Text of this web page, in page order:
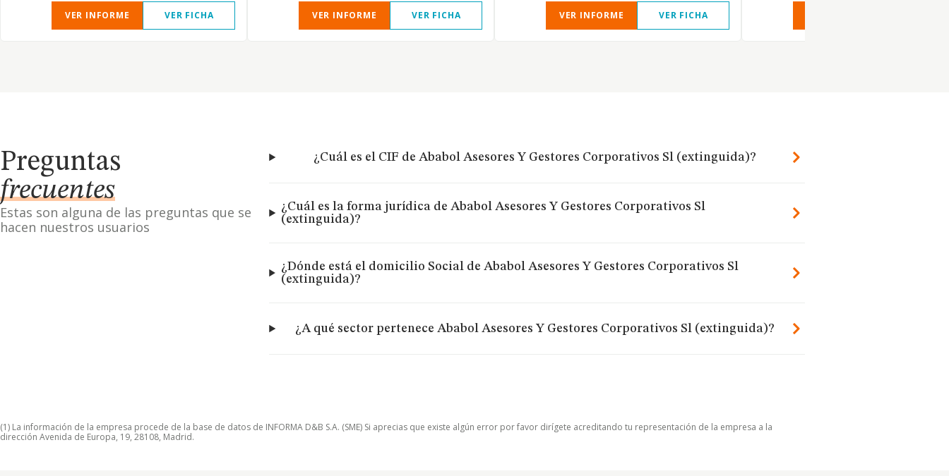
VER INFORME VER FICHA VER INFORME VER FICHA VER INFORME VER FICHA
Preguntas
frecuentes
Estas son alguna de las preguntas que se
hacen nuestros usuarios
¿Cuál es el CIF de Ababol Asesores Y Gestores Corporativos Sl (extinguida)?
¿Cuál es la forma jurídica de Ababol Asesores Y Gestores Corporativos Sl
(extinguida)?
¿Dónde está el domicilio Social de Ababol Asesores Y Gestores Corporativos Sl
(extinguida)?
¿A qué sector pertenece Ababol Asesores Y Gestores Corporativos Sl (extinguida)?
(1) La información de la empresa procede de la base de datos de INFORMA D&B S.A. (SME) Si aprecias que existe algún error por favor dirígete acreditando tu representación de la empresa a la
dirección Avenida de Europa, 19, 28108, Madrid.